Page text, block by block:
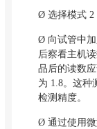
Ø 选择模式 2
Ø 向试管中
后察看主机
品后的读数
为 1.8。这种
检测精度。
Ø 通过使用